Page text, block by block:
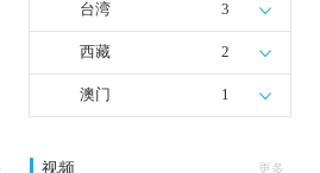
台湾 3
西藏 2
澳门 1
视频 更多